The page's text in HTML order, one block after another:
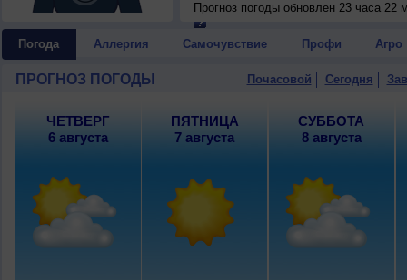
днем +24..26°, ветер западный,
10 августа
ветер западный, умеренный.
Прогноз погоды обновлен 23 часа 22
Погода Аллергия Самочувствие Профи Агро
ПРОГНОЗ ПОГОДЫ Почасовой Сегодня
ЧЕТВЕРГ
6 августа
ПЯТНИЦА
7 августа
СУББОТА
8 августа